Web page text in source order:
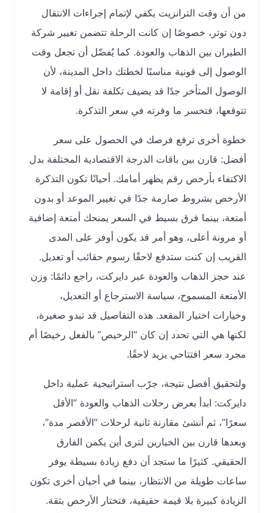
من أن وقت الترانزيت يكفي لإتمام إجراءات الانتقال
دون توتر، خصوصًا إن كانت الرحلة تتضمن تغيير شركة
الطيران بين الذهاب والعودة. كما يُفضّل أن تجعل وقت
الوصول إلى قونية مناسبًا لخطتك داخل المدينة، لأن
الوصول المتأخر جدًا قد يضيف تكلفة نقل أو إقامة لا
تتوقعها، فتخسر ما وفرته في سعر التذكرة.
خطوة أخرى ترفع فرصك في الحصول على سعر
أفضل: قارن بين باقات الدرجة الاقتصادية المختلفة بدل
الاكتفاء بأرخص رقم يظهر أمامك. أحيانًا تكون التذكرة
الأرخص بشروط صارمة جدًا في تغيير الموعد أو بدون
أمتعة، بينما فرق بسيط في السعر يمنحك أمتعة إضافية
أو مرونة أعلى، وهو أمر قد يكون أوفر على المدى
القريب إن كنت ستدفع لاحقًا رسوم حقائب أو تعديل.
عند حجز الذهاب والعودة عبر دايركت، راجع دائمًا: وزن
الأمتعة المسموح، سياسة الاسترجاع أو التعديل،
وخيارات اختيار المقعد. هذه التفاصيل قد تبدو صغيرة،
لكنها هي التي تحدد إن كان “الرخيص” بالفعل رخيصًا أم
مجرد سعر افتتاحي يزيد لاحقًا.
ولتحقيق أفضل نتيجة، جرّب استراتيجية عملية داخل
دايركت: ابدأ بعرض رحلات الذهاب والعودة “الأقل
سعرًا”، ثم أنشئ مقارنة ثانية لرحلات “الأقصر مدة”،
وبعدها قارن بين الخيارين لترى أين يكمن الفارق
الحقيقي. كثيرًا ما ستجد أن دفع زيادة بسيطة يوفر
ساعات طويلة من الانتظار، بينما في أحيان أخرى تكون
الزيادة كبيرة بلا قيمة حقيقية، فتختار الأرخص بثقة.